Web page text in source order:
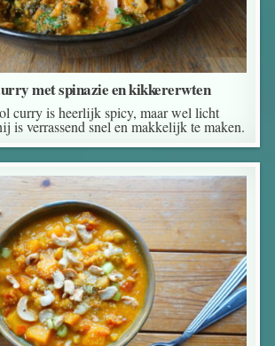
met spinazie en kikkererwten
curry is heerlijk spicy, maar wel licht
is verrassend snel en makkelijk te maken.